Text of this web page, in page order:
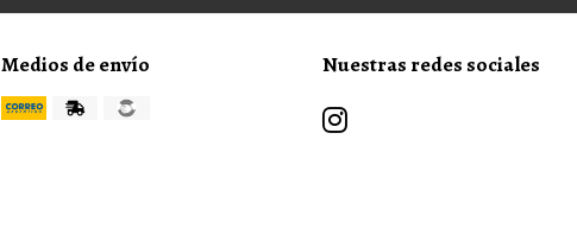
Medios de envío Nuestras redes sociales